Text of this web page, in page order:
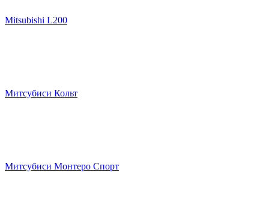
Mitsubishi L200
Митсубиси Кольт
Митсубиси Монтеро Спорт